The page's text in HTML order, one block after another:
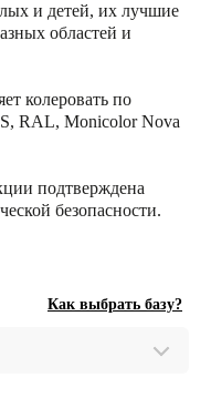
и детей, их лучшие
областей и
колеровать по
RAL, Monicolor Nova
подтверждена
безопасности.
Как выбрать базу?